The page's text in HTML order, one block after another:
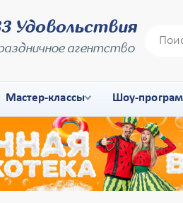
Удовольствия
агентство
Мастер-классы Шоу-